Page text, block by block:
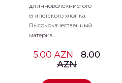
длинноволокнистого
египетского хлопка.
Высококачественный
материа..
5.00 AZN
8.00
AZN